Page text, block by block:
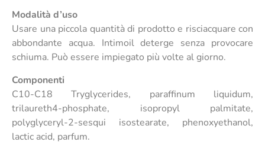
Modalità d’uso
Usare una piccola quantità di prodotto e risciacquare con
abbondante acqua. Intimoil deterge senza provocare
schiuma. Può essere impiegato più volte al giorno.
Componenti
C10-C18 Tryglycerides, paraffinum liquidum,
trilaureth4-phosphate, isopropyl palmitate,
polyglyceryl-2-sesqui isostearate, phenoxyethanol,
lactic acid, parfum.